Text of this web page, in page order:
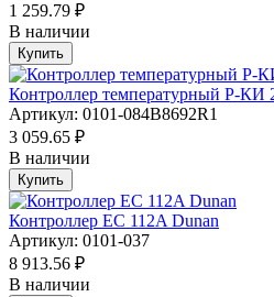
1 259.79 ₽
В наличии
Купить
Контроллер температурный Р-КИ
Артикул: 0101-084B8692R1
3 059.65 ₽
В наличии
Купить
Контроллер EC 112A Dunan
Артикул: 0101-037
8 913.56 ₽
В наличии